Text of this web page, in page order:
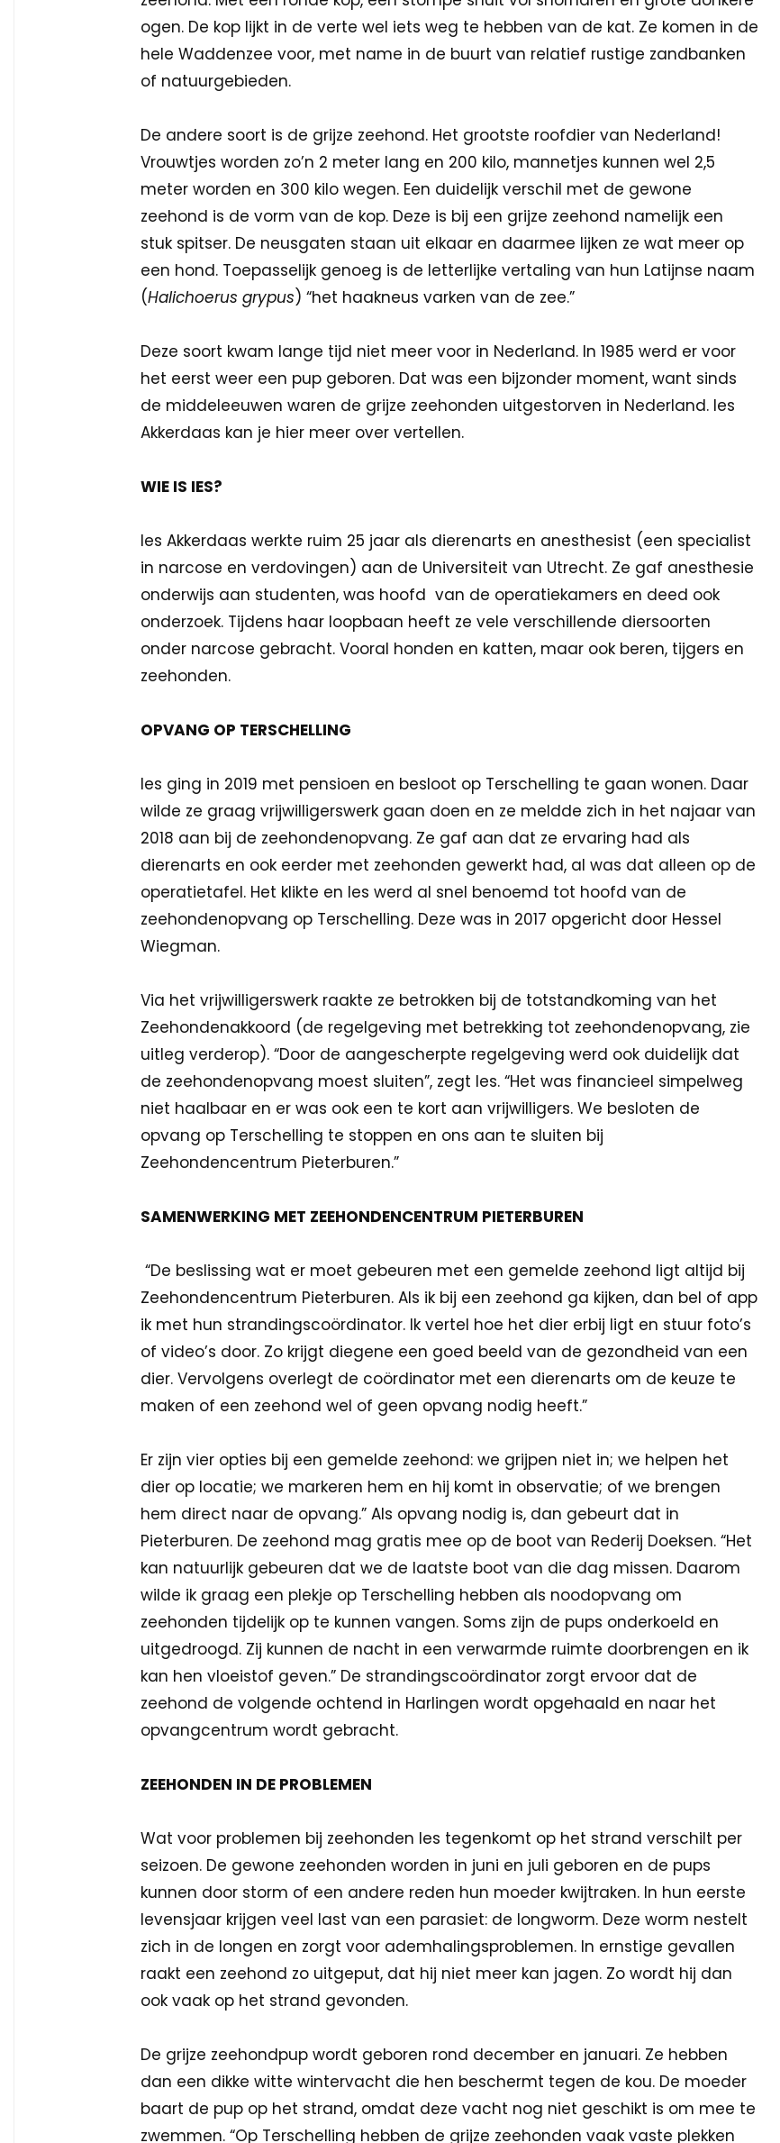
ogen. De kop lijkt in de verte wel iets weg te hebben van de kat. Ze komen in de
hele Waddenzee voor, met name in de buurt van relatief rustige zandbanken
of natuurgebieden.
De andere soort is de grijze zeehond. Het grootste roofdier van Nederland!
Vrouwtjes worden zo’n 2 meter lang en 200 kilo, mannetjes kunnen wel 2,5
meter worden en 300 kilo wegen. Een duidelijk verschil met de gewone
zeehond is de vorm van de kop. Deze is bij een grijze zeehond namelijk een
stuk spitser. De neusgaten staan uit elkaar en daarmee lijken ze wat meer op
een hond. Toepasselijk genoeg is de letterlijke vertaling van hun Latijnse naam
(Halichoerus grypus) “het haakneus varken van de zee.”
Deze soort kwam lange tijd niet meer voor in Nederland. In 1985 werd er voor
het eerst weer een pup geboren. Dat was een bijzonder moment, want sinds
de middeleeuwen waren de grijze zeehonden uitgestorven in Nederland. Ies
Akkerdaas kan je hier meer over vertellen.
WIE IS IES?
Ies Akkerdaas werkte ruim 25 jaar als dierenarts en anesthesist (een specialist
in narcose en verdovingen) aan de Universiteit van Utrecht. Ze gaf anesthesie
onderwijs aan studenten, was hoofd van de operatiekamers en deed ook
onderzoek. Tijdens haar loopbaan heeft ze vele verschillende diersoorten
onder narcose gebracht. Vooral honden en katten, maar ook beren, tijgers en
zeehonden.
OPVANG OP TERSCHELLING
Ies ging in 2019 met pensioen en besloot op Terschelling te gaan wonen. Daar
wilde ze graag vrijwilligerswerk gaan doen en ze meldde zich in het najaar van
2018 aan bij de zeehondenopvang. Ze gaf aan dat ze ervaring had als
dierenarts en ook eerder met zeehonden gewerkt had, al was dat alleen op de
operatietafel. Het klikte en Ies werd al snel benoemd tot hoofd van de
zeehondenopvang op Terschelling. Deze was in 2017 opgericht door Hessel
Wiegman.
Via het vrijwilligerswerk raakte ze betrokken bij de totstandkoming van het
Zeehondenakkoord (de regelgeving met betrekking tot zeehondenopvang, zie
uitleg verderop). “Door de aangescherpte regelgeving werd ook duidelijk dat
de zeehondenopvang moest sluiten”, zegt Ies. “Het was financieel simpelweg
niet haalbaar en er was ook een te kort aan vrijwilligers. We besloten de
opvang op Terschelling te stoppen en ons aan te sluiten bij
Zeehondencentrum Pieterburen.”
SAMENWERKING MET ZEEHONDENCENTRUM PIETERBUREN
“De beslissing wat er moet gebeuren met een gemelde zeehond ligt altijd bij
Zeehondencentrum Pieterburen. Als ik bij een zeehond ga kijken, dan bel of app
ik met hun strandingscoördinator. Ik vertel hoe het dier erbij ligt en stuur foto’s
of video’s door. Zo krijgt diegene een goed beeld van de gezondheid van een
dier. Vervolgens overlegt de coördinator met een dierenarts om de keuze te
maken of een zeehond wel of geen opvang nodig heeft.”
Er zijn vier opties bij een gemelde zeehond: we grijpen niet in; we helpen het
dier op locatie; we markeren hem en hij komt in observatie; of we brengen
hem direct naar de opvang.” Als opvang nodig is, dan gebeurt dat in
Pieterburen. De zeehond mag gratis mee op de boot van Rederij Doeksen. “Het
kan natuurlijk gebeuren dat we de laatste boot van die dag missen. Daarom
wilde ik graag een plekje op Terschelling hebben als noodopvang om
zeehonden tijdelijk op te kunnen vangen. Soms zijn de pups onderkoeld en
uitgedroogd. Zij kunnen de nacht in een verwarmde ruimte doorbrengen en ik
kan hen vloeistof geven.” De strandingscoördinator zorgt ervoor dat de
zeehond de volgende ochtend in Harlingen wordt opgehaald en naar het
opvangcentrum wordt gebracht.
ZEEHONDEN IN DE PROBLEMEN
Wat voor problemen bij zeehonden Ies tegenkomt op het strand verschilt per
seizoen. De gewone zeehonden worden in juni en juli geboren en de pups
kunnen door storm of een andere reden hun moeder kwijtraken. In hun eerste
levensjaar krijgen veel last van een parasiet: de longworm. Deze worm nestelt
zich in de longen en zorgt voor ademhalingsproblemen. In ernstige gevallen
raakt een zeehond zo uitgeput, dat hij niet meer kan jagen. Zo wordt hij dan
ook vaak op het strand gevonden.
De grijze zeehondpup wordt geboren rond december en januari. Ze hebben
dan een dikke witte wintervacht die hen beschermt tegen de kou. De moeder
baart de pup op het strand, omdat deze vacht nog niet geschikt is om mee te
zwemmen. “Op Terschelling hebben de grijze zeehonden vaak vaste plekken